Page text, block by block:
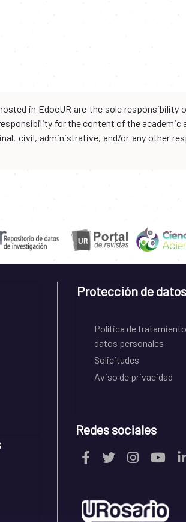
in EdocUR are the sole
for the content of the
civil, administrative, and/or any other
Protección de datos
Política de
datos personales
Solicitudes
Aviso de privacidad
Redes sociales